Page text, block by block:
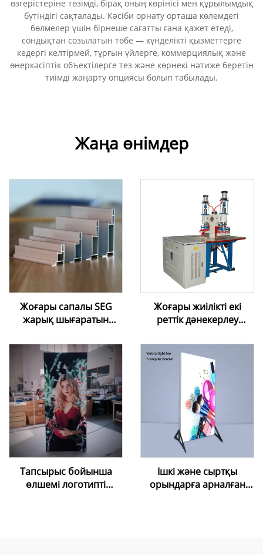
өзгерістеріне төзімді, бірақ оның көрінісі мен құрылымдық
бүтіндігі сақталады. Кәсіби орнату орташа көлемдегі
бөлмелер үшін бірнеше сағатты ғана қажет етеді,
сондықтан созылатын төбе — күнделікті қызметтерге
кедергі келтірмей, тұрғын үйлерге, коммерциялық және
өнеркәсіптік объектілерге тез және көрнекі нәтиже беретін
тиімді жаңарту опциясы болып табылады.
Жаңа өнімдер
Жоғары сапалы SEG
жарық шығаратын
профилі | Шеңберсіз
силиконды шетті
графикалық көрсету
рамкасы
Жоғары жиілікті екі
реттік дәнекерлеу
созылатын таван
пленкасы үшін
Тапсырыс бойынша
өлшемі логотипті
Ішкі және сыртқы
орындарға арналған